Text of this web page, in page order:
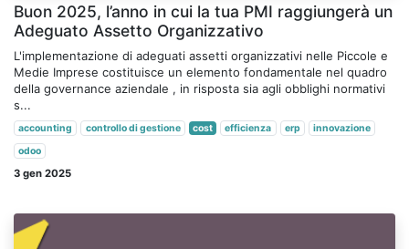
Buon 2025, l’anno in cui la tua PMI raggiungerà un
Adeguato Assetto Organizzativo
L'implementazione di adeguati assetti organizzativi nelle Piccole e
Medie Imprese costituisce un elemento fondamentale nel quadro
della governance aziendale , in risposta sia agli obblighi normativi
s...
accounting controllo di gestione cost efficienza erp
innovazione
odoo
3 gen 2025